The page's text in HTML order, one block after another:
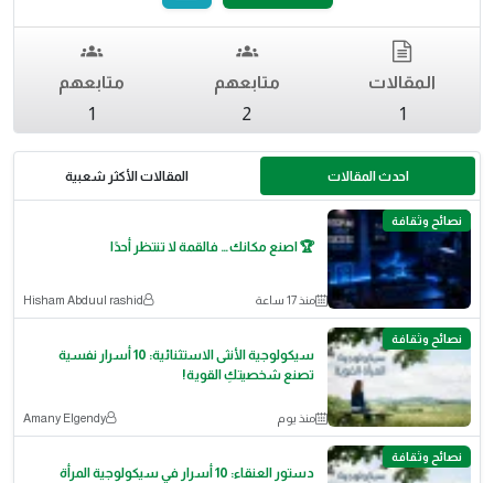
المقالات
1
متابعهم
2
متابعهم
1
احدث المقالات المقالات الأكثر شعبية
نصائح وثقافة
🏆 اصنع مكانك… فالقمة لا تنتظر أحدًا
منذ 17 ساعة Hisham Abduul rashid
نصائح وثقافة
سيكولوجية الأنثى الاستثنائية: 10 أسرار نفسية
تصنع شخصيتكِ القوية!
منذ يوم Amany Elgendy
نصائح وثقافة
دستور العنقاء: 10 أسرار في سيكولوجية المرأة